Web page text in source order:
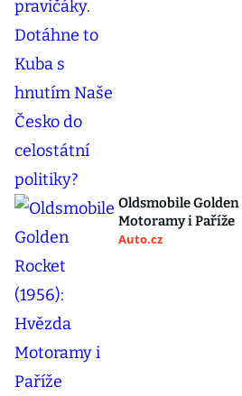
Oldsmobile Golden
Motoramy i Paříže
Auto.cz